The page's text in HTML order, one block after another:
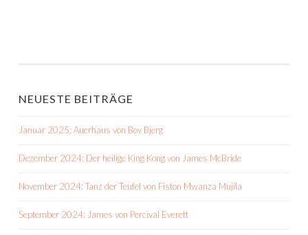
NEUESTE BEITRÄGE
Januar 2025: Auerhaus von Bov Bjerg
Dezember 2024: Der heilige King Kong von James McBride
November 2024: Tanz der Teufel von Fiston Mwanza Mujila
September 2024: James von Percival Everett